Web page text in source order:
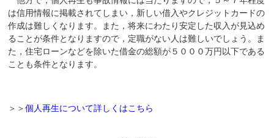
は信用情報に掲載されてしまい，新しい借入やクレジットカードの
作成は難しくなります。また，将来にわたり安定した収入が見込め
ることが条件となりますので，定職がない人は難しいでしょう。ま
た，住宅ローンなどを除いた借金の総額が５０００万円以下である
ことも条件となります。
＞＞個人再生について詳しくはこちら